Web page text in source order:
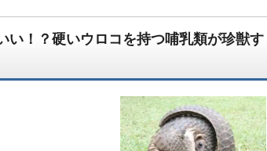
い！？硬いウロコを持つ哺乳類が珍獣す